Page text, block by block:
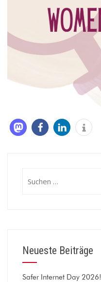
nach:
Neueste Beiträge
Safer Internet Day 2026!